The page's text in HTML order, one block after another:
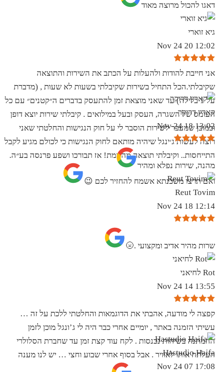
‏דאגו להכול מרוצה מאוד
גיא זוארי
12:02 20 Nov 24
אני חייבת להודות ולהעלות על הכתב את השירות והתוצאה
שקיבלתי.הכל התחיל בשירות שקיבלתי בשעות לא שעות , (מדברת
על 1 בלילה) עד שאני מוצאת זמן להתעסק בדברים ה״קטנים״ עם כל
העומס של השגרה, העסק ובעל במילואים . קיבלתי שירות יוצא דופן
וכמובן שמעבר לשירות הוסבר לי על חוק הנגישות והחלטתי שאני
רוצה לעשות ג׳ינגל שיהיה מותאם לחוק הנגישות כי לכולם מגיע לקבל
התייחסות.. וקיבלתי תוצאה מהממת! אז תבורכו ושפע פרנסה בע״ה.
ואם תרצו משכנתא אשמח להחזיר לכם 😉
קארין דרוקר
13:02 18 Nov 24
מהנה, שירות נפלא ומהיר
Reut Tovim
12:14 18 Nov 24
שרות מהיר אדיב ומקצועי .🌝
Rot לחיאני
13:55 14 Nov 24
קפצה לי מודעה, אהבתי את הדוגמאות והחלטתי ללכת על זה …
עשיתי הזמנה באתר , יומיים אחרי כבר היה לי ג’ונגל מוכן לזמן
ההמתנה בשיחות נכנסות . לקח עוד קצת זמן עד שחברת הסלולרי
העלתה אותו לאוויר . אבל בסוף אחרי שבוע וחצי … יש לנו מענה
Hastudio Haifa
17:08 07 Nov 24